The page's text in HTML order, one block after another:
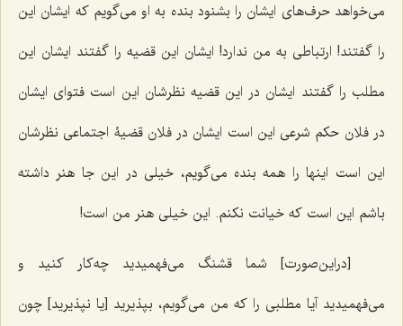
می‌خواهد حرف‌های ایشان را بشنود بنده به او می‌گویم که ایشان این
را گفتند! ارتباطی به من ندارد! ایشان این قضیه را گفتند ایشان این
مطلب را گفتند ایشان در این قضیه نظرشان این است فتوای ایشان
در فلان حکم شرعی این است ایشان در فلان قضیۀ اجتماعی نظرشان
این است اینها را همه بنده می‌گویم، خیلی در این جا هنر داشته
باشم این است که خیانت نکنم. این خیلی هنر من است!
[دراین‌صورت] شما قشنگ می‌فهمیدید چه‌کار کنید و
می‌فهمیدید آیا مطلبی را که من می‌گویم، بپذیرید [یا نپذیرید] چون